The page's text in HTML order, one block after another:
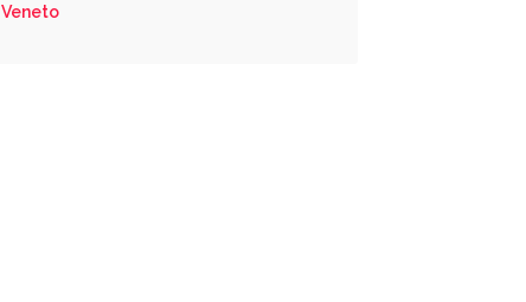
Veneto